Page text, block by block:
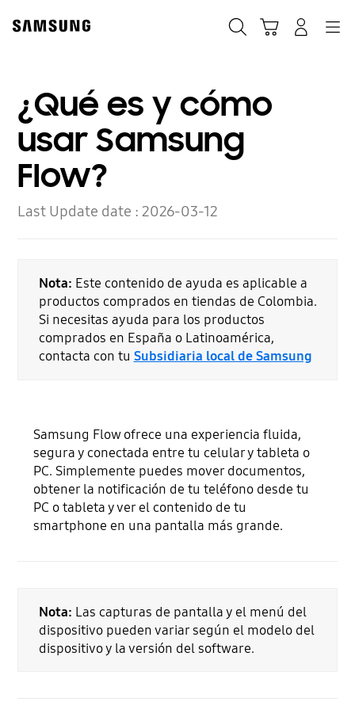
content
¿Qué es y cómo
usar Samsung
Flow?
Last Update date :2026-03-12
Nota: Este contenido de ayuda es aplicable a
productos comprados en tiendas de Colombia.
Si necesitas ayuda para los productos
comprados en España o Latinoamérica,
contacta con tu Subsidiaria local de Samsung
Samsung Flow ofrece una experiencia fluida,
segura y conectada entre tu celular y tableta o
PC. Simplemente puedes mover documentos,
obtener la notificación de tu teléfono desde tu
PC o tableta y ver el contenido de tu
smartphone en una pantalla más grande.
Nota: Las capturas de pantalla y el menú del
dispositivo pueden variar según el modelo del
dispositivo y la versión del software.